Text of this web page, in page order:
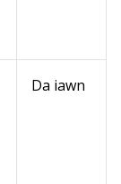
Da iawn